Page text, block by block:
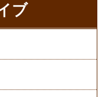
ブ